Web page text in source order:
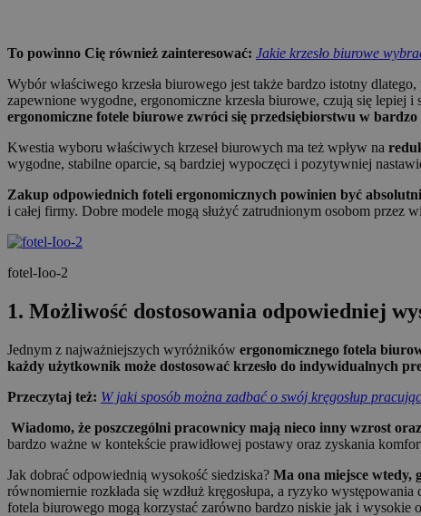
To powinno Cię również zainteresować: Jakie krzesło biurowe
Wybór właściwego krzesła biurowego jest także bardzo istotny
zapewnione wygodne, ergonomiczne krzesła biurowe, czują się
ergonomiczne fotele biurowe zwróci się przedsiębiorstwu w
Kwestia wyboru właściwych krzeseł biurowych ma też wpływ na
wygodne, stabilne oparcie, są bardziej wypoczęci i pozytywniej
Zakup odpowiednich foteli ergonomicznych powinien być
i całej firmy. Dobre modele mogą służyć zatrudnionym osobom przez
fotel-Ioo-2
1. Możliwość dostosowania odpowiedniej
Jednym z najważniejszych wyróżników ergonomicznego fotela
każdy użytkownik może dostosować krzesło do indywidualnych
Przeczytaj też: W jaki sposób można zadbać o swój kręgosłup
Wiadomo, że poszczególni pracownicy mają nieco inny wzrost
bardzo ważne w kontekście prawidłowej postawy oraz zyskania
Jak dobrać odpowiednią wysokość siedziska? Ma ona miejsce wtedy,
równomiernie rozkłada się wzdłuż kręgosłupa, a ryzyko
fotela biurowego mogą korzystać zarówno bardzo niskie jak i wysokie